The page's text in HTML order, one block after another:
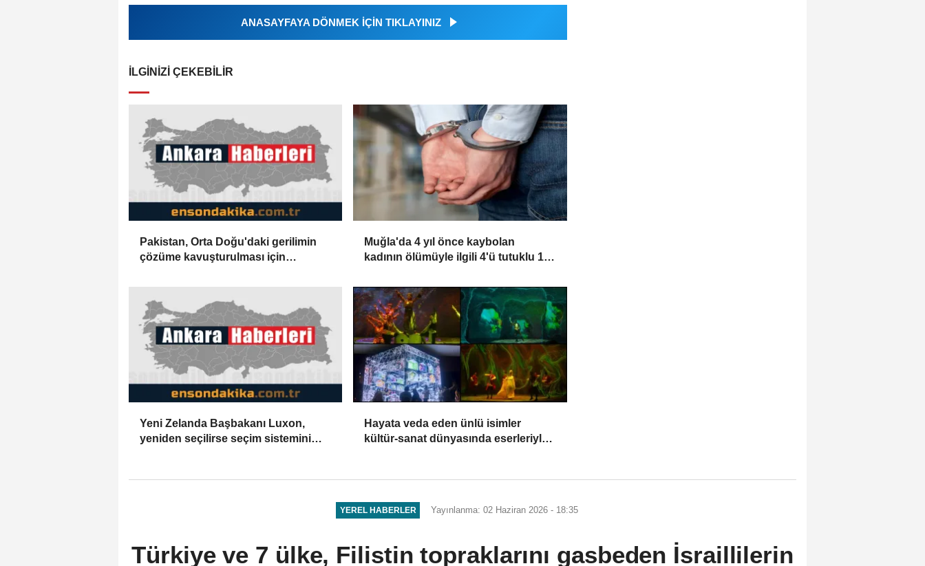
ANASAYFAYA DÖNMEK İÇİN TIKLAYINIZ
İLGINIZI ÇEKEBILIR
Pakistan, Orta Doğu'daki gerilimin
çözüme kavuşturulması için
Muğla'da 4 yıl önce kaybolan
kadının ölümüyle ilgili 4'ü tutuklu 10
Yeni Zelanda Başbakanı Luxon,
yeniden seçilirse seçim sistemini
Hayata veda eden ünlü isimler
kültür-sanat dünyasında eserleriyle
YEREL HABERLER Yayınlanma: 02 Haziran 2026 - 18:35
Türkiye ve 7 ülke, Filistin topraklarını gasbeden İsraillilerin